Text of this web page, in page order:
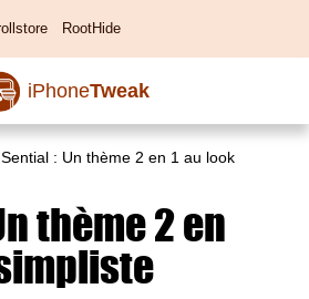
RootHide
iPhoneTweak
Sential : Un thème 2 en 1 au look
thème 2 en